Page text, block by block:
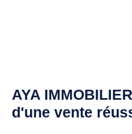
AYA
d'une vente